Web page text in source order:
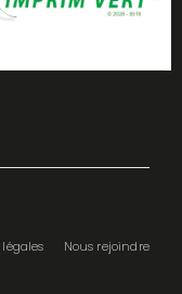
Nous rejoindre